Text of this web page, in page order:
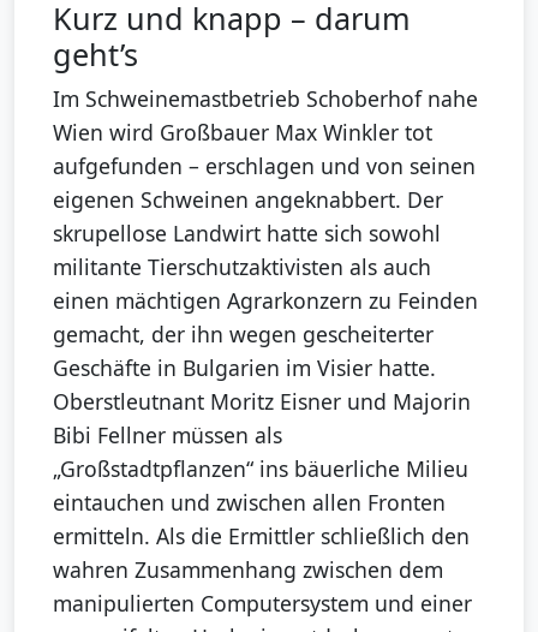
Kurz und knapp – darum
geht’s
Im Schweinemastbetrieb Schoberhof nahe
Wien wird Großbauer Max Winkler tot
aufgefunden – erschlagen und von seinen
eigenen Schweinen angeknabbert. Der
skrupellose Landwirt hatte sich sowohl
militante Tierschutzaktivisten als auch
einen mächtigen Agrarkonzern zu Feinden
gemacht, der ihn wegen gescheiterter
Geschäfte in Bulgarien im Visier hatte.
Oberstleutnant Moritz Eisner und Majorin
Bibi Fellner müssen als
„Großstadtpflanzen“ ins bäuerliche Milieu
eintauchen und zwischen allen Fronten
ermitteln. Als die Ermittler schließlich den
wahren Zusammenhang zwischen dem
manipulierten Computersystem und einer